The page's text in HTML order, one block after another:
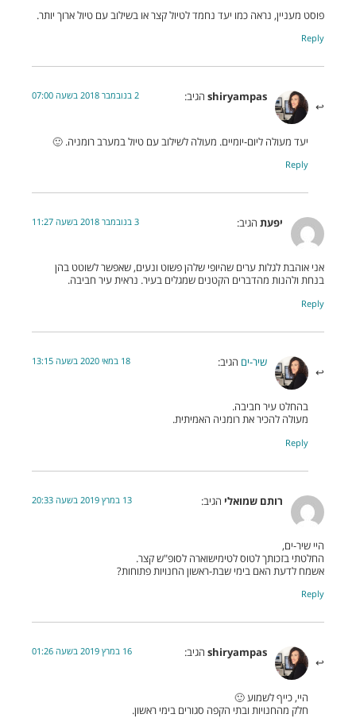
פוסט מעניין, נראה כמו יעד נחמד לטיול קצר או בשילוב עם טיול ארוך יותר.
Reply
shiryampas הגיב: 2 בנובמבר 2018 בשעה 07:00
יעד מעולה ליום-יומיים. מעולה לשילוב עם טיול במערב רומניה. 🙂
Reply
יפעת הגיב: 3 בנובמבר 2018 בשעה 11:27
אני אוהבת לגלות ערים שהיופי שלהן פשוט ונעים, שאפשר לשוטט בהן
בנחת ולהנות מהדברים הקטנים שמגלים בעיר. נראית עיר חביבה.
Reply
שיר-ים הגיב: 18 במאי 2020 בשעה 13:15
בהחלט עיר חביבה.
מעולה להכיר את רומניה האמיתית.
Reply
רותם שמואלי הגיב: 13 במרץ 2019 בשעה 20:33
היי שיר-ים,
החלטתי בזכותך לטוס לטימישוארה לסופ"ש קצר.
אשמח לדעת האם בימי שבת-ראשון החנויות פתוחות?
Reply
shiryampas הגיב: 16 במרץ 2019 בשעה 01:26
היי, כייף לשמוע 🙂
חלק מהחנויות ובתי הקפה סגורים בימי ראשון.